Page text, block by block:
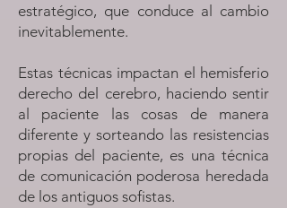
estratégico, que conduce al cambio
inevitablemente.
Estas técnicas impactan el hemisferio
derecho del cerebro, haciendo sentir
al paciente las cosas de manera
diferente y sorteando las resistencias
propias del paciente, es una técnica
de comunicación poderosa heredada
de los antiguos sofistas.